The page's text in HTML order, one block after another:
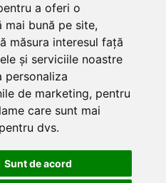
a oferi o
mai bună pe site,
măsura interesul față
și serviciile noastre
personaliza
de marketing, pentru
care sunt mai
dvs.
Sunt de acord
Bucuresti
13176/1991